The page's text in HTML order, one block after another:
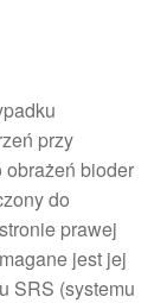
przy
bioder
do
prawej
jest jej
SRS (systemu